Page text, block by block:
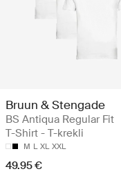
Bruun & Stengade
BS Antiqua Regular Fit
T-Shirt - T-krekli
M L XL XXL
49.95 €